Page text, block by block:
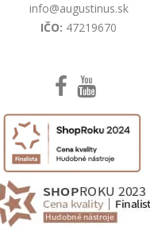
info@augustinus.sk
IČO: 47219670